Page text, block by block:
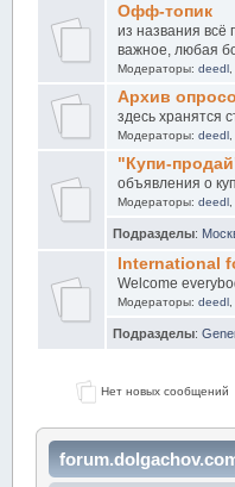
Офф-топик
из названия всё
важное, любая
Модераторы: deedl,
Архив
здесь хранятся
Модераторы: deedl,
"Купи-
объявления о
Модераторы: deedl,
Подразделы:
International
Welcome
Модераторы: deedl,
Подразделы:
Нет новых сообщений